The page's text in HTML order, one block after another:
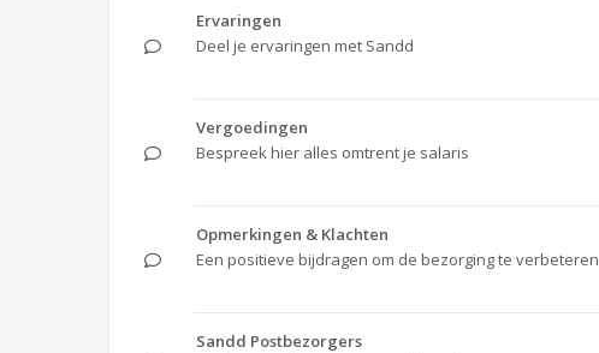
Ervaringen
Deel je ervaringen met Sandd
Vergoedingen
Bespreek hier alles omtrent je salaris
Opmerkingen & Klachten
Een positieve bijdragen om de bezorging te verbeteren
Sandd Postbezorgers